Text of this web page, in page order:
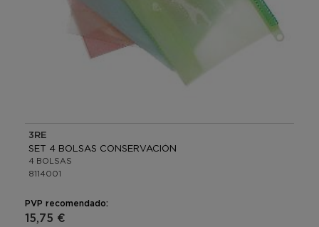
3RE
SET 4 BOLSAS CONSERVACIÓN
4 BOLSAS
8114001
PVP recomendado:
15,75 €